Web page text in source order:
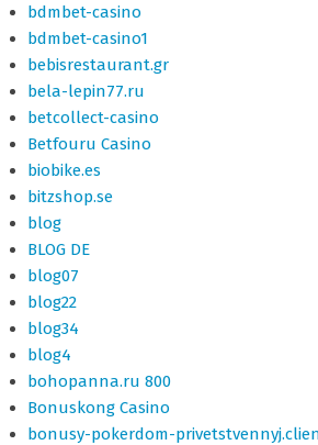
bdmbet-casino
bdmbet-casino1
bebisrestaurant.gr
bela-lepin77.ru
betcollect-casino
Betfouru Casino
biobike.es
bitzshop.se
blog
BLOG DE
blog07
blog22
blog34
blog4
bohopanna.ru 800
Bonuskong Casino
bonusy-pokerdom-